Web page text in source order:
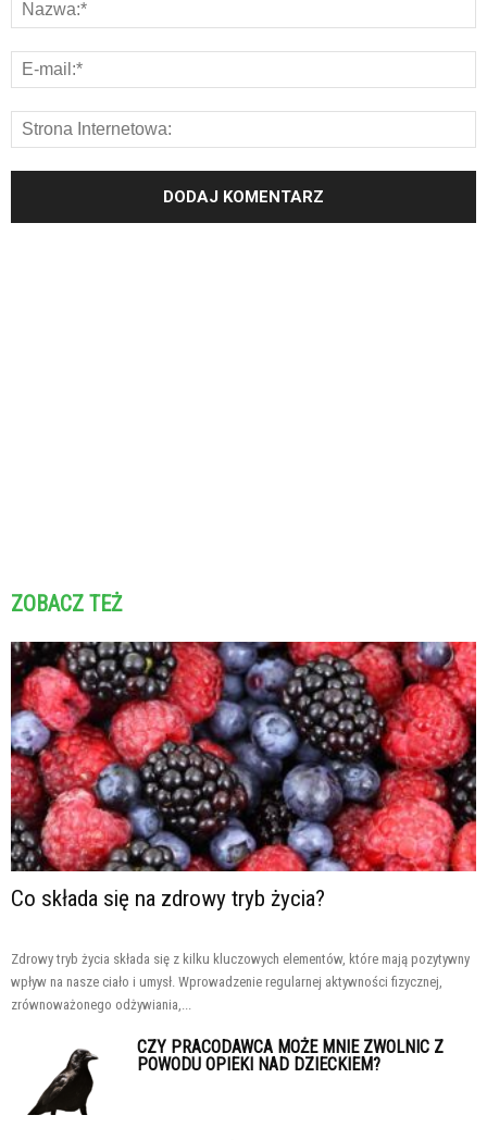
ZOBACZ TEŻ
Co składa się na zdrowy tryb życia?
Zdrowy tryb życia składa się z kilku kluczowych elementów, które mają pozytywny
wpływ na nasze ciało i umysł. Wprowadzenie regularnej aktywności fizycznej,
zrównoważonego odżywiania,...
CZY PRACODAWCA MOŻE MNIE ZWOLNIC Z
POWODU OPIEKI NAD DZIECKIEM?